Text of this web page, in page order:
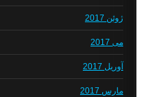
ژوئن 2017
می 2017
آوریل 2017
مارس 2017